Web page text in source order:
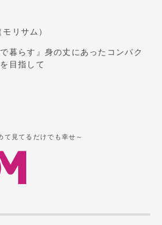
リサム）
で暮らす』身の丈にあったコンパク
目指して
て見てるだけでも幸せ～